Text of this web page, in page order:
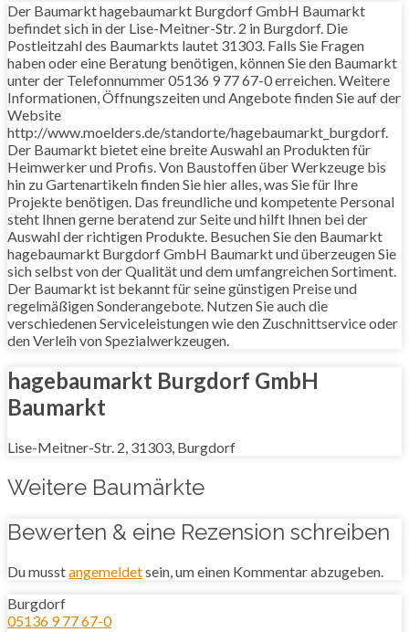
Der Baumarkt hagebaumarkt Burgdorf GmbH Baumarkt
befindet sich in der Lise-Meitner-Str. 2 in Burgdorf. Die
Postleitzahl des Baumarkts lautet 31303. Falls Sie Fragen
haben oder eine Beratung benötigen, können Sie den Baumarkt
unter der Telefonnummer 05136 9 77 67-0 erreichen. Weitere
Informationen, Öffnungszeiten und Angebote finden Sie auf der
Website
http://www.moelders.de/standorte/hagebaumarkt_burgdorf.
Der Baumarkt bietet eine breite Auswahl an Produkten für
Heimwerker und Profis. Von Baustoffen über Werkzeuge bis
hin zu Gartenartikeln finden Sie hier alles, was Sie für Ihre
Projekte benötigen. Das freundliche und kompetente Personal
steht Ihnen gerne beratend zur Seite und hilft Ihnen bei der
Auswahl der richtigen Produkte. Besuchen Sie den Baumarkt
hagebaumarkt Burgdorf GmbH Baumarkt und überzeugen Sie
sich selbst von der Qualität und dem umfangreichen Sortiment.
Der Baumarkt ist bekannt für seine günstigen Preise und
regelmäßigen Sonderangebote. Nutzen Sie auch die
verschiedenen Serviceleistungen wie den Zuschnittservice oder
den Verleih von Spezialwerkzeugen.
hagebaumarkt Burgdorf GmbH
Baumarkt
Lise-Meitner-Str. 2, 31303, Burgdorf
Weitere Baumärkte
Bewerten & eine Rezension schreiben
Du musstangemeldetsein, um einen Kommentar abzugeben.
Burgdorf
05136 9 77 67-0